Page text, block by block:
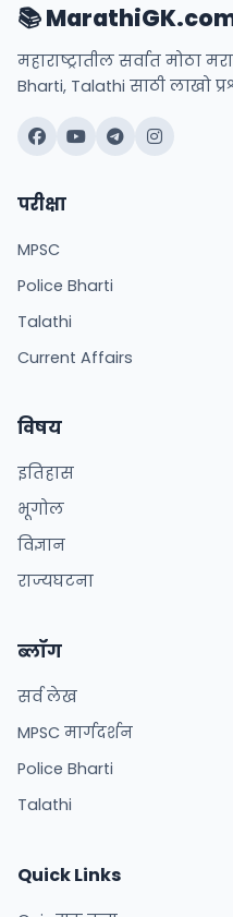
📚
महाराष्ट्रातील सर्वात मोठा
Bharti, Talathi साठी लाखो
परीक्षा
MPSC
Police Bharti
Talathi
Current Affairs
विषय
इतिहास
भूगोल
विज्ञान
राज्यघटना
ब्लॉग
सर्व लेख
MPSC मार्गदर्शन
Police Bharti
Talathi
Quick Links